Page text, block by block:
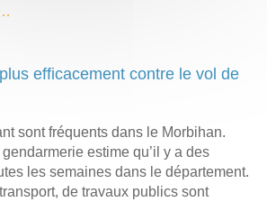
efficacement contre le vol de
sont fréquents dans le Morbihan.
estime qu’il y a des
les semaines dans le département.
de travaux publics sont